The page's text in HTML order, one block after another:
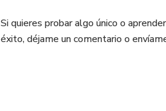
Si quieres probar algo único o
éxito, déjame un comentario o